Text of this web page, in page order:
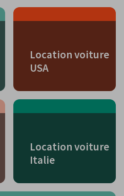
Location voiture
USA
Location voiture
Italie